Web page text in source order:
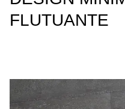
FLUTUANTE